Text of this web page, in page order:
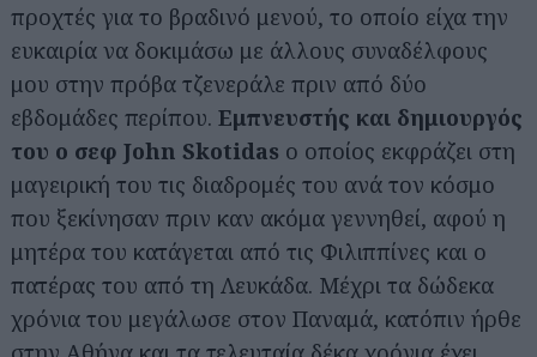
προχτές για το βραδινό μενού, το οποίο είχα την
ευκαιρία να δοκιμάσω με άλλους συναδέλφους
μου στην πρόβα τζενεράλε πριν από δύο
εβδομάδες περίπου. Εμπνευστής και δημιουργός
του ο σεφ John Skotidas ο οποίος εκφράζει στη
μαγειρική του τις διαδρομές του ανά τον κόσμο
που ξεκίνησαν πριν καν ακόμα γεννηθεί, αφού η
μητέρα του κατάγεται από τις Φιλιππίνες και ο
πατέρας του από τη Λευκάδα. Μέχρι τα δώδεκα
χρόνια του μεγάλωσε στον Παναμά, κατόπιν ήρθε